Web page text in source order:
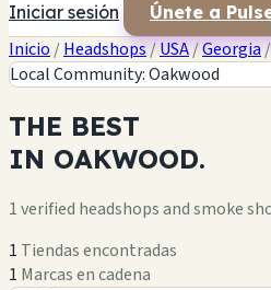
Iniciar sesión Únete a
Inicio /Headshops/USA/Georgia/
Local Community: Oakwood
THE BEST
IN OAKWOOD.
1 verified headshops and smoke
1 Tiendas encontradas
1 Marcas en cadena